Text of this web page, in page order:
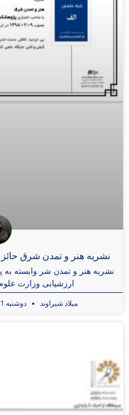
نشریه هنر و تمدن شرق
نشریه هنر و تمدن شر وابسته به
ارزشیابی وزارت
میلاد شیراوند دوشنبه 21 آبان 1403